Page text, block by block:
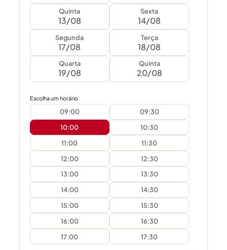
Quinta
13/08
Sexta
14/08
Segunda
17/08
Terça
18/08
Quarta
19/08
Quinta
20/08
Escolha um horário
09:00
09:30
10:00
10:30
11:00
11:30
12:00
12:30
13:00
13:30
14:00
14:30
15:00
15:30
16:00
16:30
17:00
17:30